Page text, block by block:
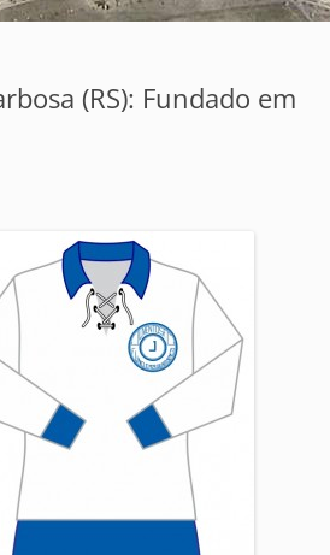
(RS): Fundado em